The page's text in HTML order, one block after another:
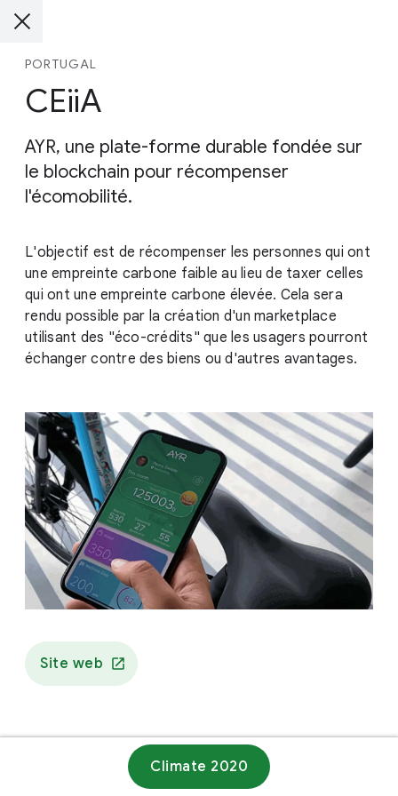
PORTUGAL
CEiiA
AYR, une plate-forme durable fondée sur
le blockchain pour récompenser
l'écomobilité.
L'objectif est de récompenser les personnes qui ont
une empreinte carbone faible au lieu de taxer celles
qui ont une empreinte carbone élevée. Cela sera
rendu possible par la création d'un marketplace
utilisant des "éco-crédits" que les usagers pourront
échanger contre des biens ou d'autres avantages.
Site web
Climate 2020